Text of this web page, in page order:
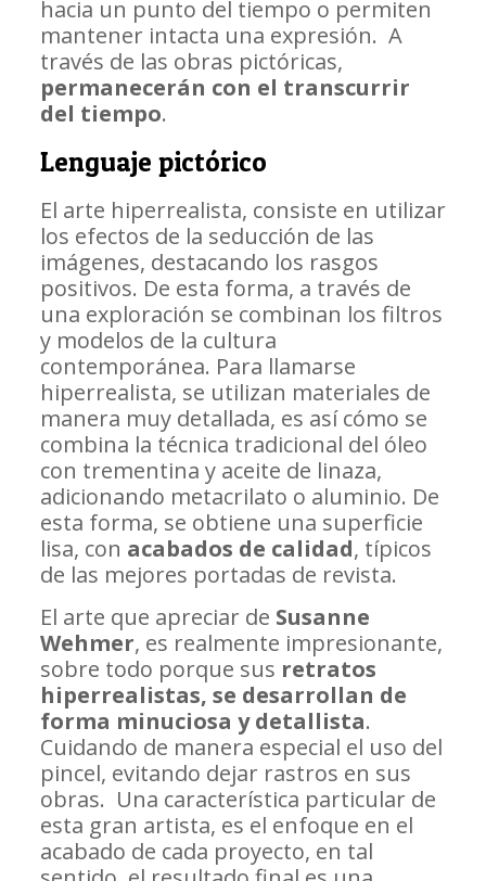
hacia un punto del tiempo o permiten
mantener intacta una expresión. A
través de las obras pictóricas,
permanecerán con el transcurrir
del tiempo.
Lenguaje pictórico
El arte hiperrealista, consiste en utilizar
los efectos de la seducción de las
imágenes, destacando los rasgos
positivos. De esta forma, a través de
una exploración se combinan los filtros
y modelos de la cultura
contemporánea. Para llamarse
hiperrealista, se utilizan materiales de
manera muy detallada, es así cómo se
combina la técnica tradicional del óleo
con trementina y aceite de linaza,
adicionando metacrilato o aluminio. De
esta forma, se obtiene una superficie
lisa, con acabados de calidad, típicos
de las mejores portadas de revista.
El arte que apreciar de Susanne
Wehmer, es realmente impresionante,
sobre todo porque sus retratos
hiperrealistas, se desarrollan de
forma minuciosa y detallista.
Cuidando de manera especial el uso del
pincel, evitando dejar rastros en sus
obras. Una característica particular de
esta gran artista, es el enfoque en el
acabado de cada proyecto, en tal